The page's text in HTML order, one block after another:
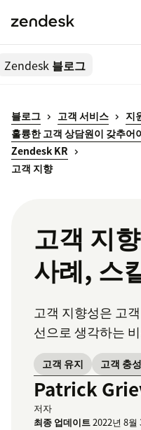
Zendesk 블로그
블로그 고객 서비스
지
훌륭한 고객 상담원이 갖추어
Zendesk KR
고객 지향
고객 지
사례, 스
고객 지향성은 고
선으로 생각하는
고객 유지 고객 충
Patrick
저자
최종 업데이트2022년 8월